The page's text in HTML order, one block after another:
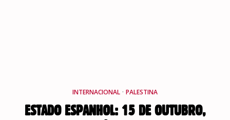
INTERNACIONAL · PALESTINA
ESTADO ESPANHOL: 15 DE OUTUBRO,